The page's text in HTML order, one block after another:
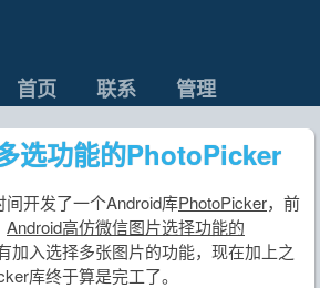
首页 联系 管理
选功能的PhotoPicker
开发了一个Android库PhotoPicker，前
Android高仿微信图片选择功能的
加入选择多张图片的功能，现在加上之
库终于算是完工了。